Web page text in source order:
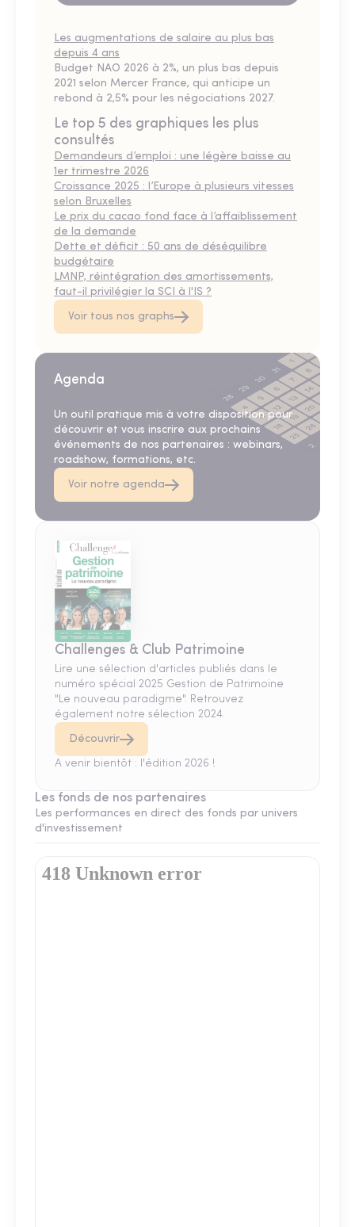
Les augmentations de salaire au plus bas
depuis 4 ans
Budget NAO 2026 à 2%, un plus bas depuis
2021 selon Mercer France, qui anticipe un
rebond à 2,5% pour les négociations 2027.
Le top 5 des graphiques les plus
consultés
Demandeurs d’emploi : une légère baisse au
1er trimestre 2026
Croissance 2025 : l’Europe à plusieurs vitesses
selon Bruxelles
Le prix du cacao fond face à l’affaiblissement
de la demande
Dette et déficit : 50 ans de déséquilibre
budgétaire
LMNP, réintégration des amortissements,
faut-il privilégier la SCI à l'IS ?
Voir tous nos graphs
Agenda
Un outil pratique mis à votre disposition pour
découvrir et vous inscrire aux prochains
événements de nos partenaires : webinars,
roadshow, formations, etc.
Voir notre agenda
Challenges & Club Patrimoine
Lire une sélection d'articles publiés dans le
numéro spécial 2025 Gestion de Patrimoine
"Le nouveau paradigme". Retrouvez
également notre sélection 2024.
Découvrir
A venir bientôt : l'édition 2026 !
Les fonds de nos partenaires
Les performances en direct des fonds par univers
d'investissement